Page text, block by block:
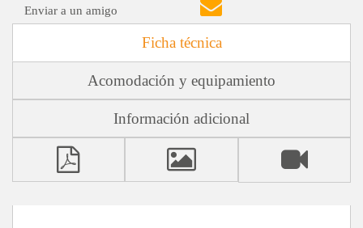
Enviar a un amigo
Ficha técnica
Acomodación y equipamiento
Información adicional